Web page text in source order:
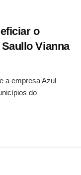
o
Vianna
a empresa Azul
do